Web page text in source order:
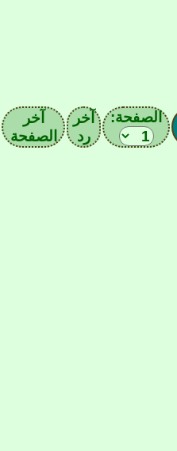
الصفحة:
آخر
رد
آخر
الصفحة